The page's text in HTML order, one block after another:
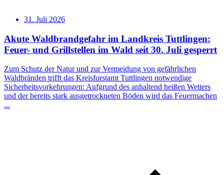
31. Juli 2026
Akute Waldbrandgefahr im Landkreis Tuttlingen:
Feuer- und Grillstellen im Wald seit 30. Juli gesperrt
Zum Schutz der Natur und zur Vermeidung von gefährlichen
Waldbränden trifft das Kreisforstamt Tuttlingen notwendige
Sicherheitsvorkehrungen: Aufgrund des anhaltend heißen Wetters
und der bereits stark ausgetrockneten Böden wird das Feuermachen
...